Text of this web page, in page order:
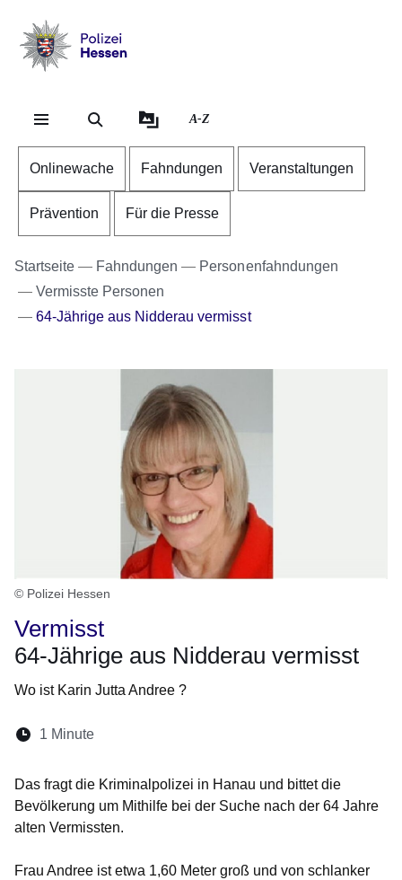
Hessen
A-Z
Onlinewache Fahndungen Veranstaltungen
Prävention Für die Presse
Startseite Fahndungen
Personenfahndungen
Vermisste Personen
64-Jährige aus Nidderau vermisst
© Polizei Hessen
Vermisst
64-Jährige aus Nidderau vermisst
Wo ist Karin Jutta Andree ?
Lesedauer:
1 Minute
Das fragt die Kriminalpolizei in Hanau und bittet die
Bevölkerung um Mithilfe bei der Suche nach der 64 Jahre
alten Vermissten.
Frau Andree ist etwa 1,60 Meter groß und von schlanker